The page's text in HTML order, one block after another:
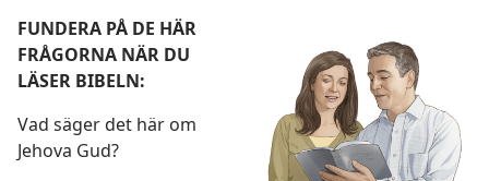
FUNDERA PÅ DE HÄR
FRÅGORNA NÄR DU
LÄSER BIBELN:
Vad säger det här om
Jehova Gud?